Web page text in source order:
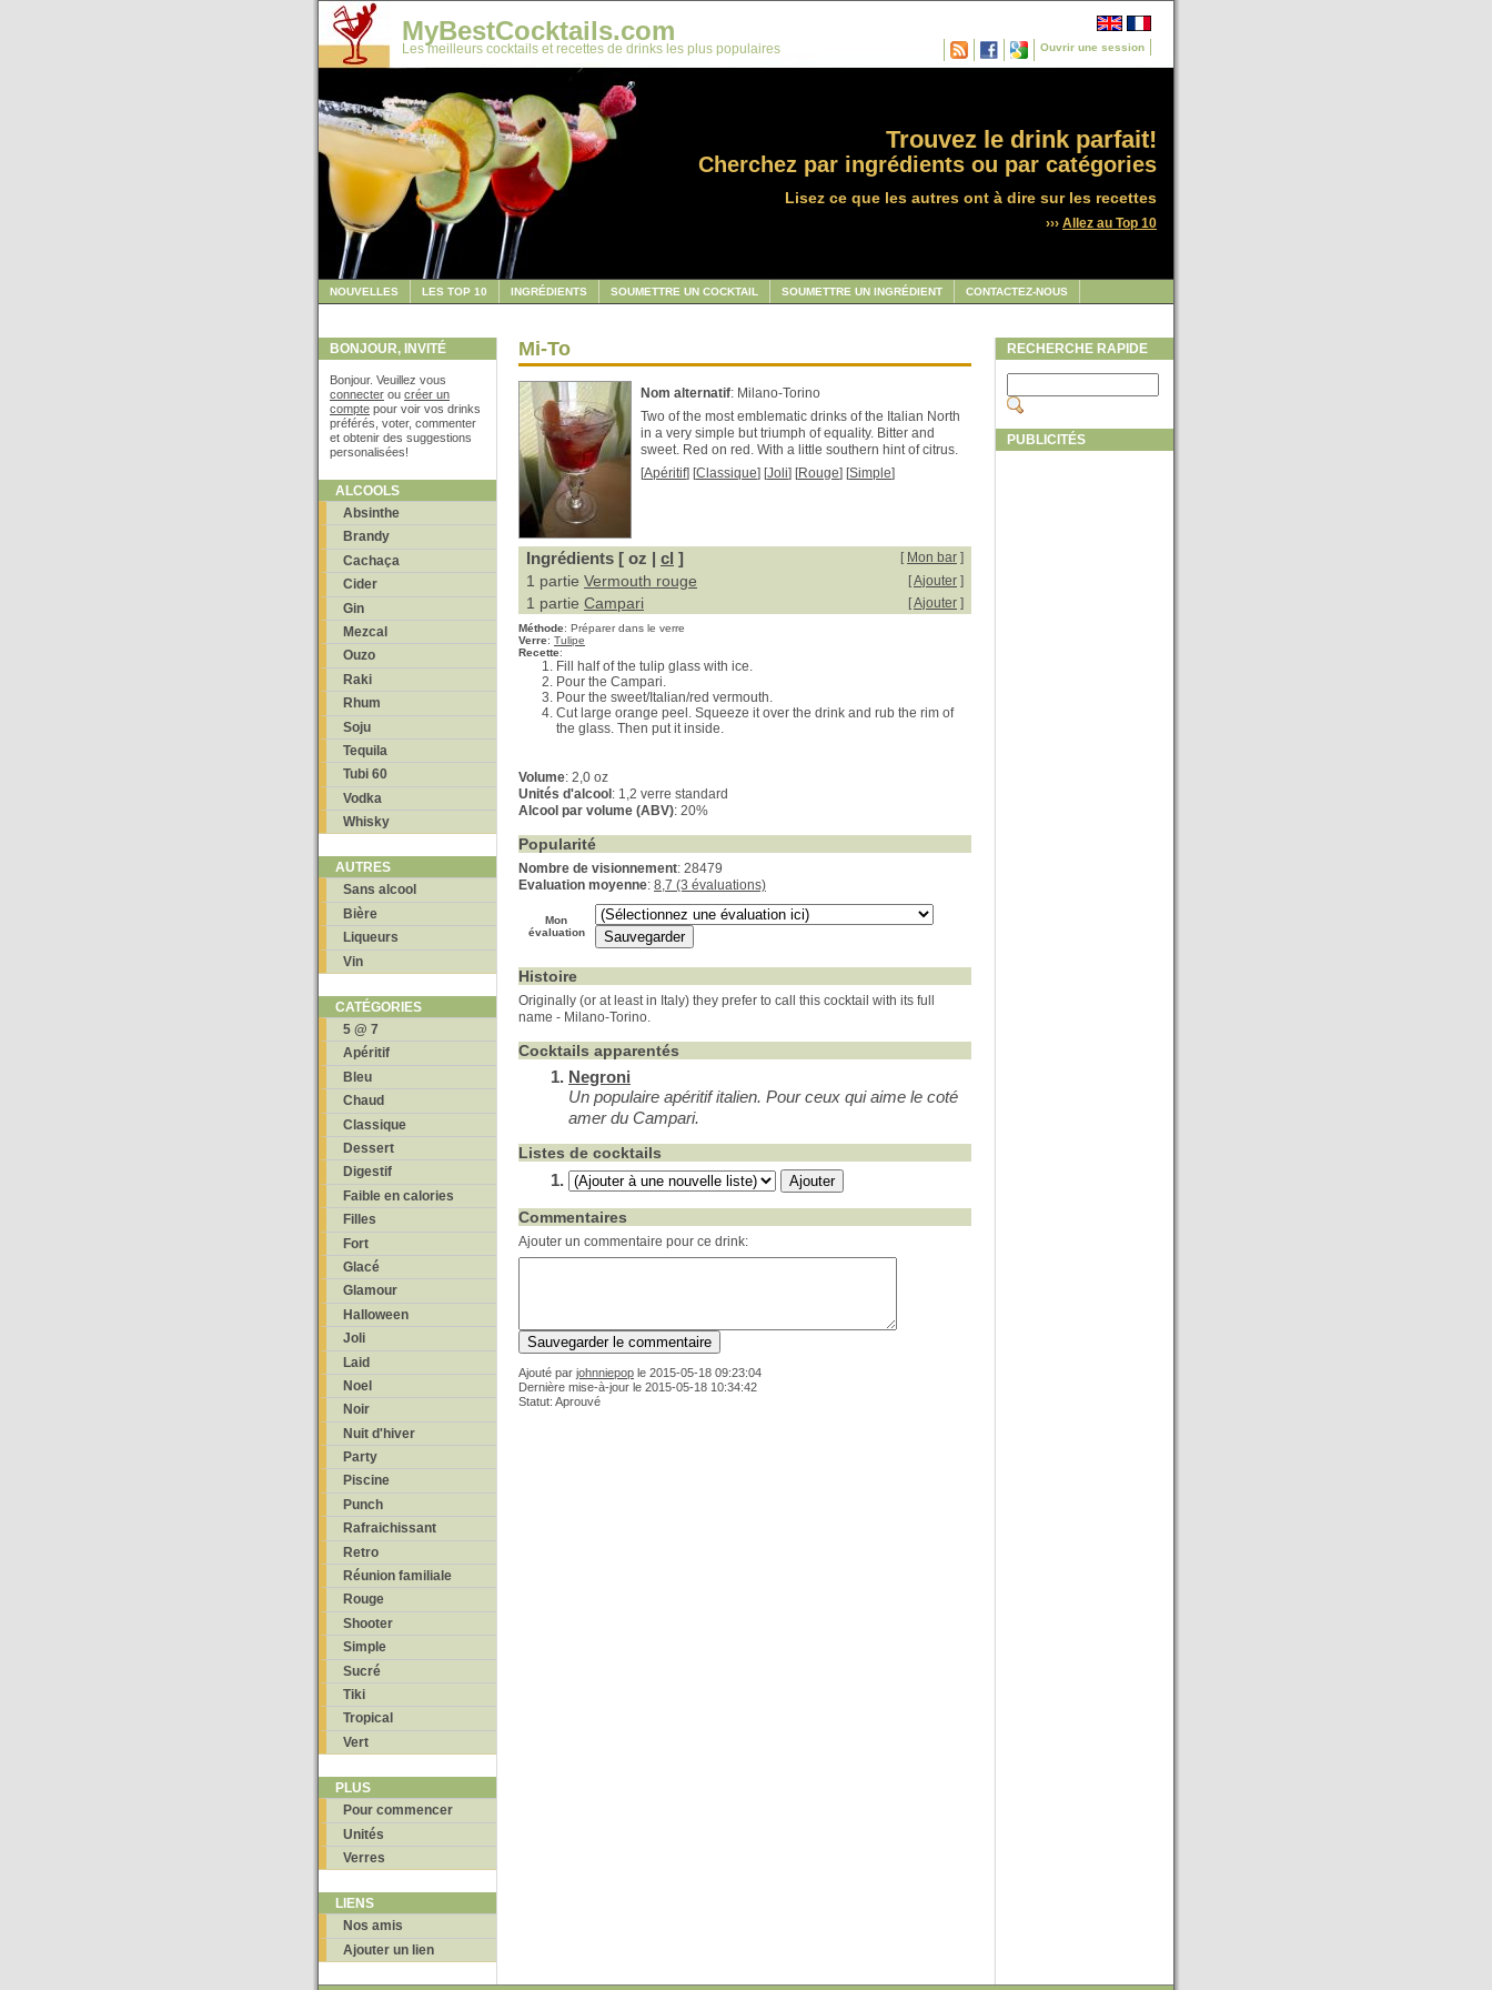
Ouvrir une session
MyBestCocktails.com
Les meilleurs cocktails et recettes de drinks les plus populaires
Trouvez le drink parfait!
Cherchez par ingrédients ou par catégories
Lisez ce que les autres ont à dire sur les recettes
››› Allez au Top 10
NOUVELLES LES TOP 10 INGRÉDIENTS SOUMETTRE UN COCKTAIL SOUMETTRE UN INGRÉDIENT CONTACTEZ-NOUS
BONJOUR, INVITÉ
Bonjour. Veuillez vous
connecter ou créer un
compte pour voir vos drinks
préférés, voter, commenter
et obtenir des suggestions
personalisées!
ALCOOLS
Absinthe
Brandy
Cachaça
Cider
Gin
Mezcal
Ouzo
Raki
Rhum
Soju
Tequila
Tubi 60
Vodka
Whisky
AUTRES
Sans alcool
Bière
Liqueurs
Vin
CATÉGORIES
5 @ 7
Apéritif
Bleu
Chaud
Classique
Dessert
Digestif
Faible en calories
Filles
Fort
Glacé
Glamour
Halloween
Joli
Laid
Noel
Noir
Nuit d'hiver
Party
Piscine
Punch
Rafraichissant
Retro
Réunion familiale
Rouge
Shooter
Simple
Sucré
Tiki
Tropical
Vert
PLUS
Pour commencer
Unités
Verres
LIENS
Nos amis
Ajouter un lien
Mi-To
Nom alternatif: Milano-Torino
Two of the most emblematic drinks of the Italian North
in a very simple but triumph of equality. Bitter and
sweet. Red on red. With a little southern hint of citrus.
[Apéritif] [Classique] [Joli] [Rouge] [Simple]
Ingrédients [ oz | cl ] [ Mon bar ]
1 partie Vermouth rouge [Ajouter ]
1 partie Campari [Ajouter ]
Méthode: Préparer dans le verre
Verre: Tulipe
Recette:
Fill half of the tulip glass with ice.
Pour the Campari.
Pour the sweet/Italian/red vermouth.
Cut large orange peel. Squeeze it over the drink and rub the rim of
the glass. Then put it inside.
Volume: 2,0 oz
Unités d'alcool : 1,2 verre standard
Alcool par volume (ABV): 20%
Popularité
Nombre de visionnement: 28479
Evaluation moyenne: 8,7 (3 évaluations)
Mon
évaluation
Histoire
Originally (or at least in Italy) they prefer to call this cocktail with its full
name - Milano-Torino.
Cocktails apparentés
Negroni
Un populaire apéritif italien. Pour ceux qui aime le coté
amer du Campari.
Listes de cocktails
Commentaires
Ajouter un commentaire pour ce drink:
Ajouté par johnniepop le 2015-05-18 09:23:04
Dernière mise-à-jour le 2015-05-18 10:34:42
Statut: Aprouvé
RECHERCHE RAPIDE
PUBLICITÉS